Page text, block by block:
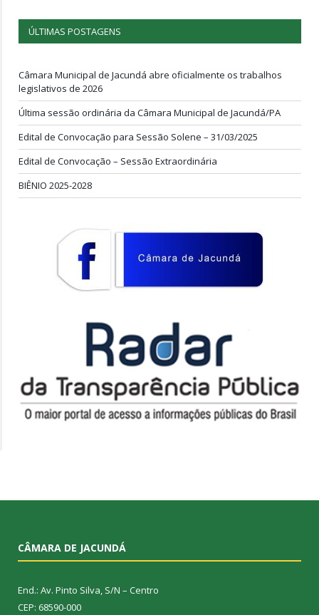
ÚLTIMAS POSTAGENS
Câmara Municipal de Jacundá abre oficialmente os trabalhos
legislativos de 2026
Última sessão ordinária da Câmara Municipal de Jacundá/PA
Edital de Convocação para Sessão Solene – 31/03/2025
Edital de Convocação – Sessão Extraordinária
BIÊNIO 2025-2028
CÂMARA DE JACUNDÁ
End.: Av. Pinto Silva, S/N – Centro
CEP: 68590-000